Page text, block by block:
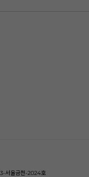
서울금천-2024호